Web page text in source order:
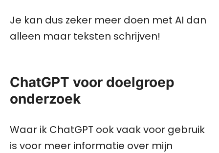
Je kan dus zeker meer doen met AI dan
alleen maar teksten schrijven!
ChatGPT voor doelgroep
onderzoek
Waar ik ChatGPT ook vaak voor gebruik
is voor meer informatie over mijn